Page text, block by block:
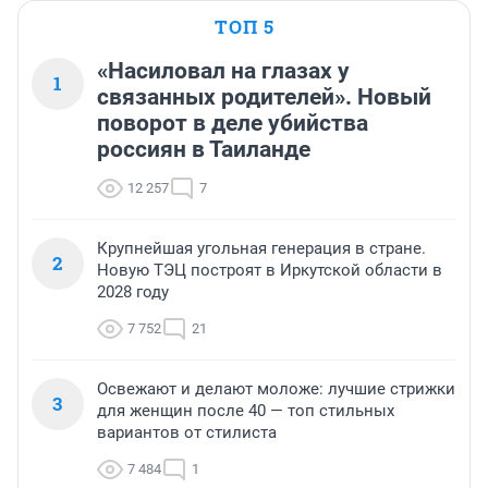
ТОП 5
1
«Насиловал на глазах у
связанных родителей». Новый
поворот в деле убийства
россиян в Таиланде
12 257 7
2
Крупнейшая угольная генерация в стране.
Новую ТЭЦ построят в Иркутской области в
2028 году
7 752 21
3
Освежают и делают моложе: лучшие стрижки
для женщин после 40 — топ стильных
вариантов от стилиста
7 484 1